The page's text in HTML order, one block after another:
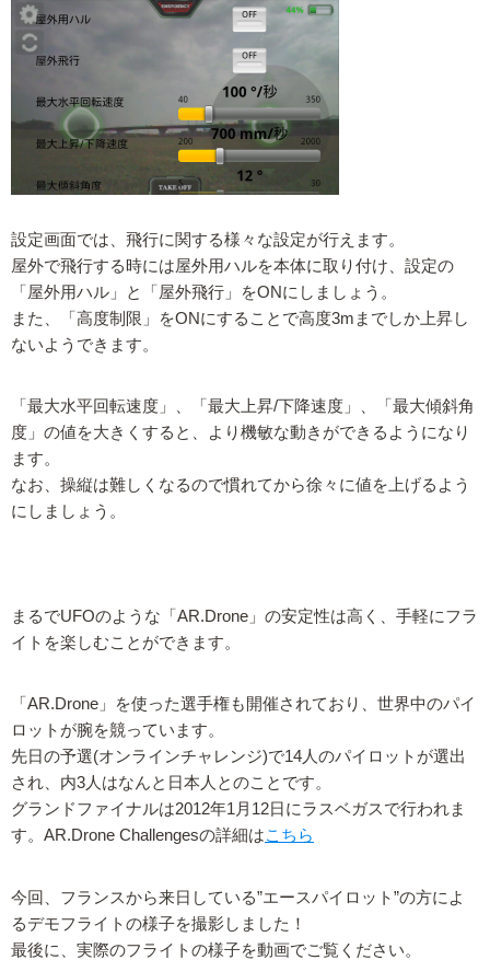
設定画面では、飛行に関する様々な設定が行えます。
屋外で飛行する時には屋外用ハルを本体に取り付け、設定の
「屋外用ハル」と「屋外飛行」をONにしましょう。
また、「高度制限」をONにすることで高度3mまでしか上昇し
ないようできます。
「最大水平回転速度」、「最大上昇/下降速度」、「最大傾斜角
度」の値を大きくすると、より機敏な動きができるようになり
ます。
なお、操縦は難しくなるので慣れてから徐々に値を上げるよう
にしましょう。
まるでUFOのような「AR.Drone」の安定性は高く、手軽にフラ
イトを楽しむことができます。
「AR.Drone」を使った選手権も開催されており、世界中のパイ
ロットが腕を競っています。
先日の予選(オンラインチャレンジ)で14人のパイロットが選出
され、内3人はなんと日本人とのことです。
グランドファイナルは2012年1月12日にラスベガスで行われま
す。AR.Drone Challengesの詳細はこちら
今回、フランスから来日している”エースパイロット”の方によ
るデモフライトの様子を撮影しました！
最後に、実際のフライトの様子を動画でご覧ください。